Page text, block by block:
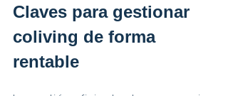
Claves para gestionar
coliving de forma
rentable